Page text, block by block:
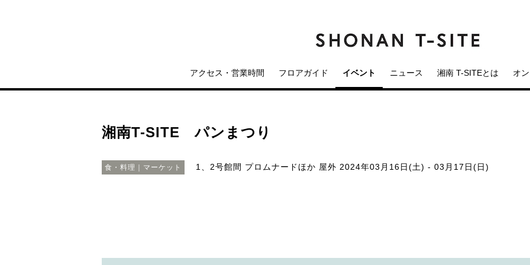
アクセス・営業時間 フロアガイド イベント ニュース 湘南 T-SITEとは オ
湘南T-SITE パンまつり
食・料理｜マーケット 1、2号館間 プロムナードほか 屋外 2024年03月16日(土) - 03月17日(日)